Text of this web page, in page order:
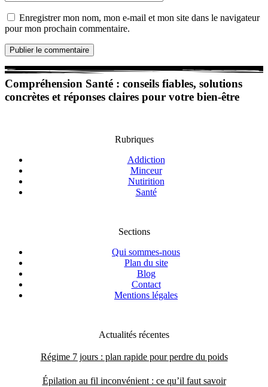
Enregistrer mon nom, mon e-mail et mon site dans le navigateur
pour mon prochain commentaire.
Compréhension Santé : conseils fiables, solutions
concrètes et réponses claires pour votre bien-être
Rubriques
Addiction
Minceur
Nutirition
Santé
Sections
Qui sommes-nous
Plan du site
Blog
Contact
Mentions légales
Actualités récentes
Régime 7 jours : plan rapide pour perdre du poids
Épilation au fil inconvénient : ce qu’il faut savoir